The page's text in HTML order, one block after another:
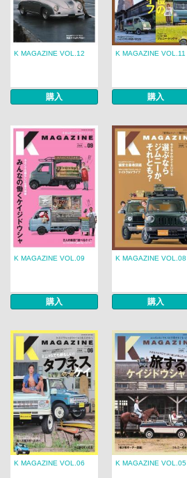
K MAGAZINE VOL.12
購入
K MAGAZINE VOL.11
購入
K MAGAZINE VOL.09
購入
K MAGAZINE VOL.08
購入
K MAGAZINE VOL.06 K MAGAZINE VOL.05